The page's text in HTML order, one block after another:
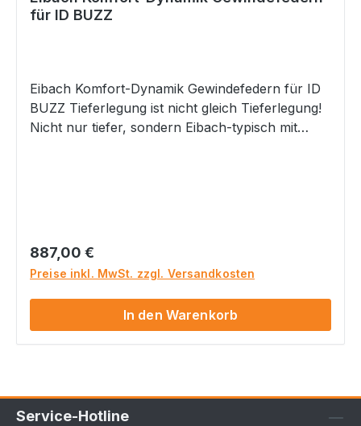
für ID BUZZ
Eibach Komfort-Dynamik Gewindefedern für ID
BUZZ Tieferlegung ist nicht gleich Tieferlegung!
Nicht nur tiefer, sondern Eibach-typisch mit
erreichen: ca. 20 bis 35mm einstellbar ! Achtung
bei CARGO Modellen ca. 10mm geringere
Tieferlegung !
Regulärer Preis:
887,00 €
Preise inkl. MwSt. zzgl. Versandkosten
In den Warenkorb
Service-Hotline